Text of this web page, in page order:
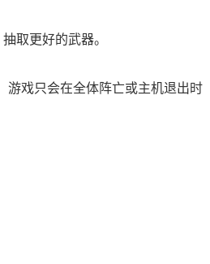
取更好的武器。
游戏只会在全体阵亡或主机退出时